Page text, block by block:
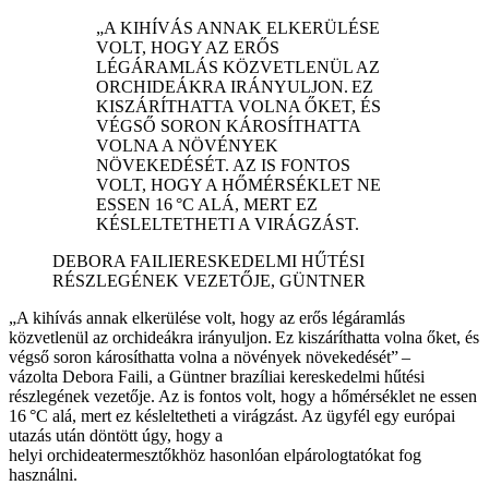
„A KIHÍVÁS ANNAK ELKERÜLÉSE
VOLT, HOGY AZ ERŐS
LÉGÁRAMLÁS KÖZVETLENÜL AZ
ORCHIDEÁKRA IRÁNYULJON. EZ
KISZÁRÍTHATTA VOLNA ŐKET, ÉS
VÉGSŐ SORON KÁROSÍTHATTA
VOLNA A NÖVÉNYEK
NÖVEKEDÉSÉT. AZ IS FONTOS
VOLT, HOGY A HŐMÉRSÉKLET NE
ESSEN 16 °C ALÁ, MERT EZ
KÉSLELTETHETI A VIRÁGZÁST.
DEBORA FAILIERESKEDELMI HŰTÉSI
RÉSZLEGÉNEK VEZETŐJE, GÜNTNER
„A kihívás annak elkerülése volt, hogy az erős légáramlás
közvetlenül az orchideákra irányuljon. Ez kiszáríthatta volna őket, és
végső soron károsíthatta volna a növények növekedését” –
vázolta Debora Faili, a Güntner brazíliai kereskedelmi hűtési
részlegének vezetője. Az is fontos volt, hogy a hőmérséklet ne essen
16 °C alá, mert ez késleltetheti a virágzást. Az ügyfél egy európai
utazás után döntött úgy, hogy a
helyi orchideatermesztőkhöz hasonlóan elpárologtatókat fog
használni.